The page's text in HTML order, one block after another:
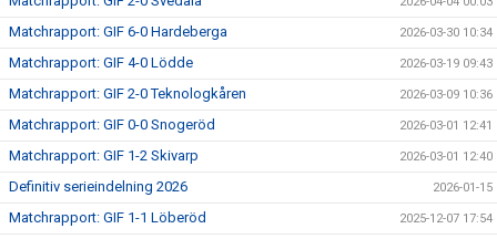
Matchrapport: GIF 6-0 Hardeberga 2026-03-30 10:34
Matchrapport: GIF 4-0 Lödde 2026-03-19 09:43
Matchrapport: GIF 2-0 Teknologkåren 2026-03-09 10:36
Matchrapport: GIF 0-0 Snogeröd 2026-03-01 12:41
Matchrapport: GIF 1-2 Skivarp 2026-03-01 12:40
Definitiv serieindelning 2026 2026-01-15
Matchrapport: GIF 1-1 Löberöd 2025-12-07 17:54